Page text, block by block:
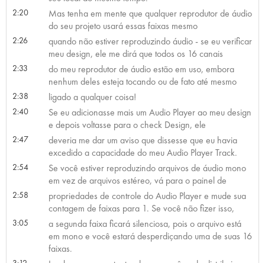
2:20
Mas tenha em mente que qualquer reprodutor de áudio
do seu projeto usará essas faixas mesmo
2:26
quando não estiver reproduzindo áudio - se eu verificar
meu design, ele me dirá que todos os 16 canais
2:33
do meu reprodutor de áudio estão em uso, embora
nenhum deles esteja tocando ou de fato até mesmo
2:38 ligado a qualquer coisa!
2:40
Se eu adicionasse mais um Audio Player ao meu design
e depois voltasse para o check Design, ele
2:47
deveria me dar um aviso que dissesse que eu havia
excedido a capacidade do meu Audio Player Track.
2:54
Se você estiver reproduzindo arquivos de áudio mono
em vez de arquivos estéreo, vá para o painel de
2:58
propriedades de controle do Audio Player e mude sua
contagem de faixas para 1. Se você não fizer isso,
3:05
a segunda faixa ficará silenciosa, pois o arquivo está
em mono e você estará desperdiçando uma de suas 16
faixas.